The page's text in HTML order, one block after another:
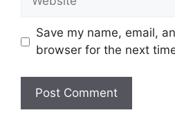
Save my name, email,
browser for the next